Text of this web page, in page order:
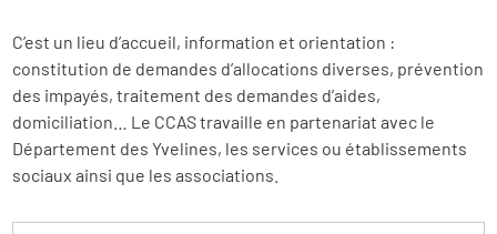
C’est un lieu d’accueil, information et orientation :
constitution de demandes d’allocations diverses, prévention
des impayés, traitement des demandes d’aides,
domiciliation… Le CCAS travaille en partenariat avec le
Département des Yvelines, les services ou établissements
sociaux ainsi que les associations.